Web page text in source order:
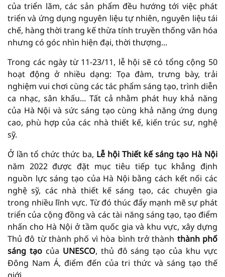
của triển lãm, các sản phẩm đều hướng tới việc phát
triển và ứng dụng nguyên liệu tự nhiên, nguyên liệu tái
chế, hàng thời trang kế thừa tính truyền thống văn hóa
nhưng có góc nhìn hiện đại, thời thượng...
Trong các ngày từ 11-23/11, lễ hội sẽ có tổng cộng 50
hoạt động ở nhiều dạng: Tọa đàm, trưng bày, trải
nghiệm vui chơi cùng các tác phẩm sáng tạo, trình diễn
ca nhạc, sân khấu... Tất cả nhằm phát huy khả năng
của Hà Nội và sức sáng tạo cùng khả năng ứng dụng
cao, phù hợp của các nhà thiết kế, kiến trúc sư, nghệ
sỹ.
Ở lần tổ chức thức ba, Lễ hội Thiết kế sáng tạo Hà Nội
năm 2022 được đặt mục tiêu tiếp tục khẳng định
nguồn lực sáng tạo của Hà Nội bằng cách kết nối các
nghệ sỹ, các nhà thiết kế sáng tạo, các chuyên gia
trong nhiều lĩnh vực. Từ đó thúc đẩy mạnh mẽ sự phát
triển của cộng đồng và các tài năng sáng tạo, tạo điểm
nhấn cho Hà Nội ở tầm quốc gia và khu vực, xây dựng
Thủ đô từ thành phố vì hòa bình trở thành thành phố
sáng tạocủa UNESCO, thủ đô sáng tạo của khu vực
Đông Nam Á, điểm đến của tri thức và sáng tạo thế